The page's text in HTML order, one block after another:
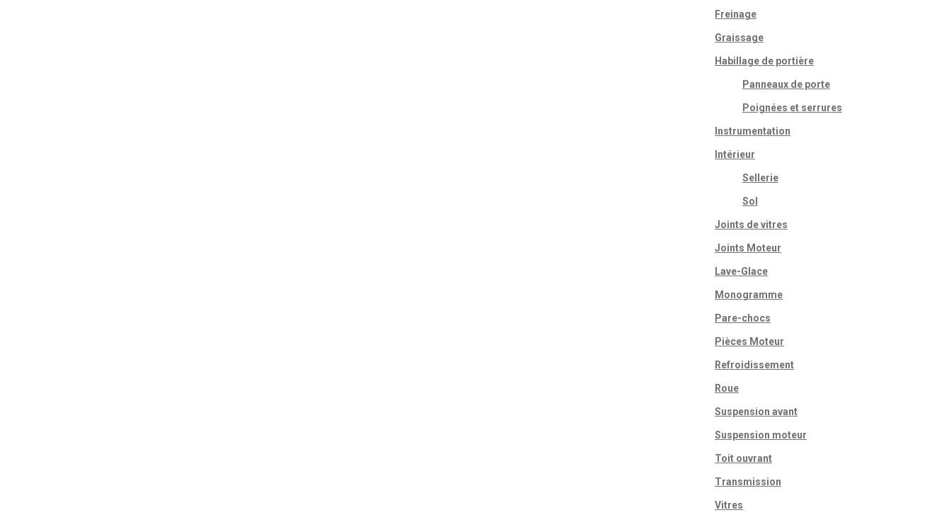
Freinage
Graissage
Habillage de portière
Panneaux de porte
Poignées et serrures
Instrumentation
Intérieur
Sellerie
Sol
Joints de vitres
Joints Moteur
Lave-Glace
Monogramme
Pare-chocs
Pièces Moteur
Refroidissement
Roue
Suspension avant
Suspension moteur
Toit ouvrant
Transmission
Vitres